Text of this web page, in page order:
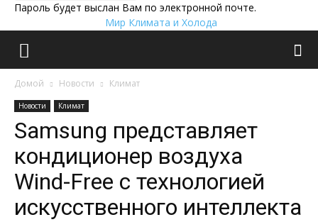
Пароль будет выслан Вам по электронной почте.
Мир Климата и Холода
Домой Новости Климат
Новости Климат
Samsung представляет
кондиционер воздуха
Wind-Free с технологией
искусственного интеллекта